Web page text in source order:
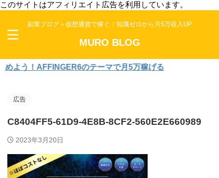
このサイトはアフィリエイト広告を利用しています。
副業ブログ＋仮想通貨で稼ぐ｜知識ゼロから月5万収入UP
MURO BLOG
！AFFINGER6のテーマで月5万稼げる
広告
C8404FF5-61D9-4E8B-8CF2-560E2E660989
2023年3月20日